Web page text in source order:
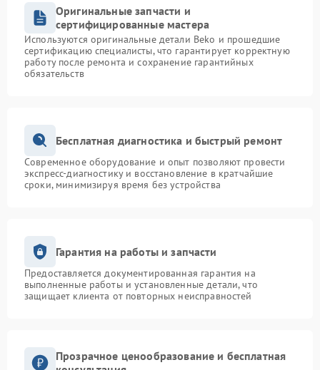
Оригинальные запчасти и
сертифицированные мастера
Используются оригинальные детали Beko и прошедшие
сертификацию специалисты, что гарантирует корректную
работу после ремонта и сохранение гарантийных
обязательств
Бесплатная диагностика и быстрый ремонт
Современное оборудование и опыт позволяют провести
экспресс-диагностику и восстановление в кратчайшие
сроки, минимизируя время без устройства
Гарантия на работы и запчасти
Предоставляется документированная гарантия на
выполненные работы и установленные детали, что
защищает клиента от повторных неисправностей
Прозрачное ценообразование и бесплатная